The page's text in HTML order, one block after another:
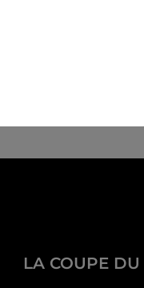
LA COUPE